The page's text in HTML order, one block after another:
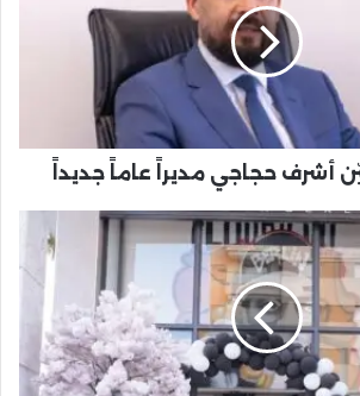
أشرف حجاجي مديراً عاماً جديداً